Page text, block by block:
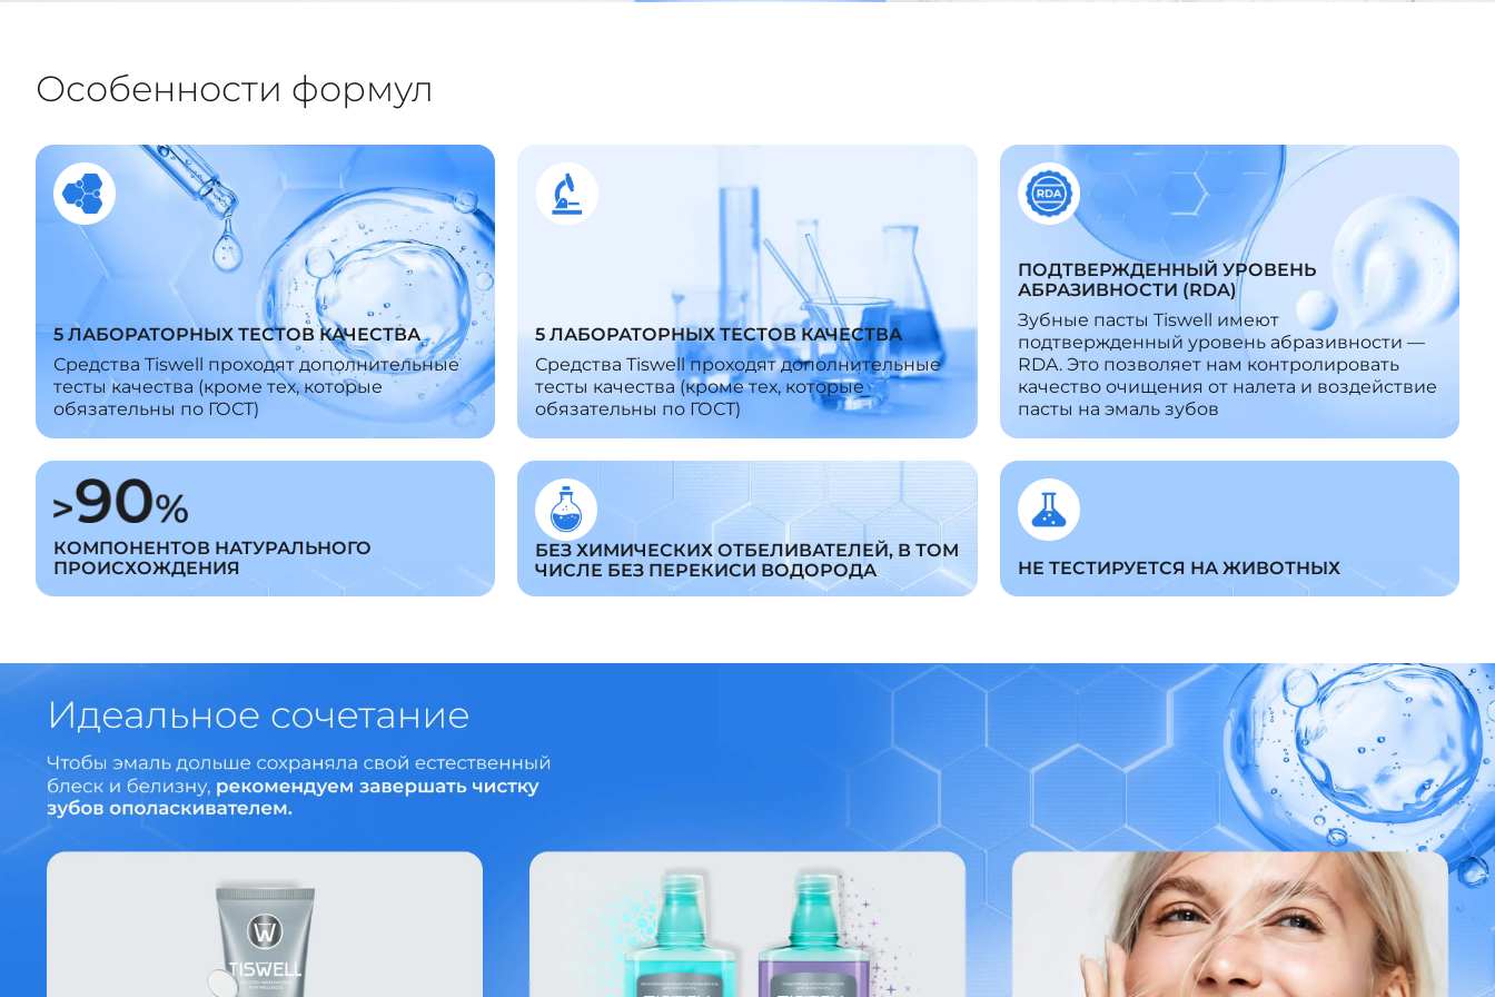
Особенности формул
5 ЛАБОРАТОРНЫХ ТЕСТОВ КАЧЕСТВА
Средства Tiswell проходят дополнительные
тесты качества (кроме тех, которые
обязательны по ГОСТ)
5 ЛАБОРАТОРНЫХ ТЕСТОВ КАЧЕСТВА
Средства Tiswell проходят дополнительные
тесты качества (кроме тех, которые
обязательны по ГОСТ)
ПОДТВЕРЖДЕННЫЙ УРОВЕНЬ
АБРАЗИВНОСТИ (RDA)
Зубные пасты Tiswell имеют
подтвержденный уровень абразивности —
RDA. Это позволяет нам контролировать
качество очищения от налета и воздействие
пасты на эмаль зубов
КОМПОНЕНТОВ НАТУРАЛЬНОГО
ПРОИСХОЖДЕНИЯ
БЕЗ ХИМИЧЕСКИХ ОТБЕЛИВАТЕЛЕЙ, В ТОМ
ЧИСЛЕ БЕЗ ПЕРЕКИСИ ВОДОРОДА
НЕ ТЕСТИРУЕТСЯ НА ЖИВОТНЫХ